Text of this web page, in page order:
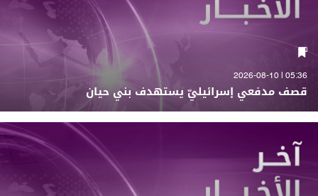
05:36 | 2026-08-10
قصف مدفعي إسرائيليّ يستهدف بني حيان